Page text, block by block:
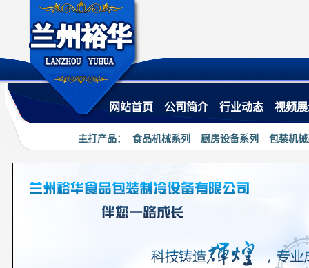
网站首页 公司简介 行业动态 视频
主打产品： 食品机械系列 厨房设备系列 包装机